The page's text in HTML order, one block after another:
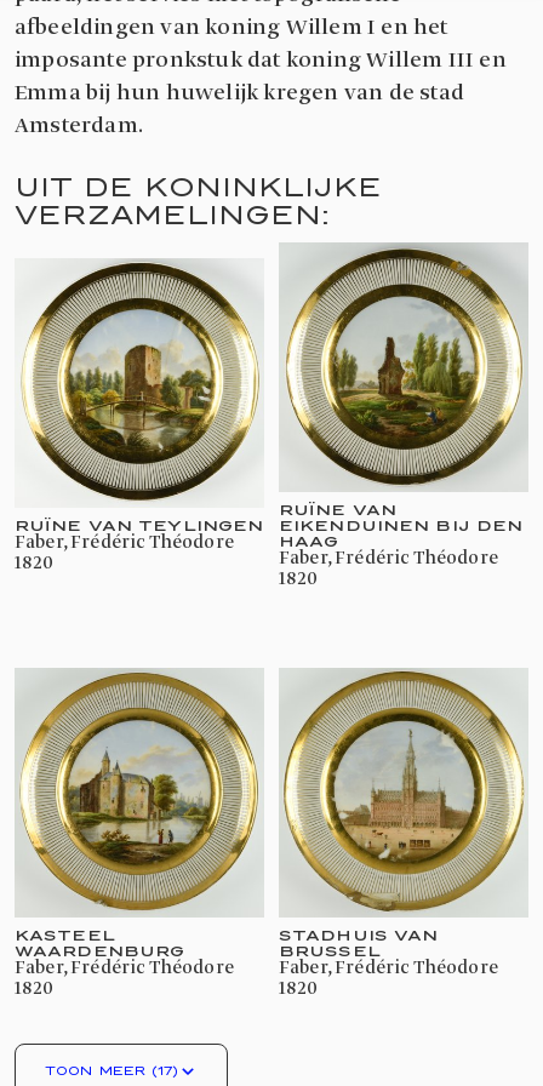
afbeeldingen van koning Willem I en het
imposante pronkstuk dat koning Willem III en
Emma bij hun huwelijk kregen van de stad
Amsterdam.
UIT DE KONINKLIJKE
VERZAMELINGEN:
RUÏNE VAN TEYLINGEN
Faber, Frédéric Théodore
1820
RUÏNE VAN
EIKENDUINEN BIJ DEN
HAAG
Faber, Frédéric Théodore
1820
KASTEEL
WAARDENBURG
Faber, Frédéric Théodore
1820
STADHUIS VAN
BRUSSEL
Faber, Frédéric Théodore
1820
TOON MEER (17)